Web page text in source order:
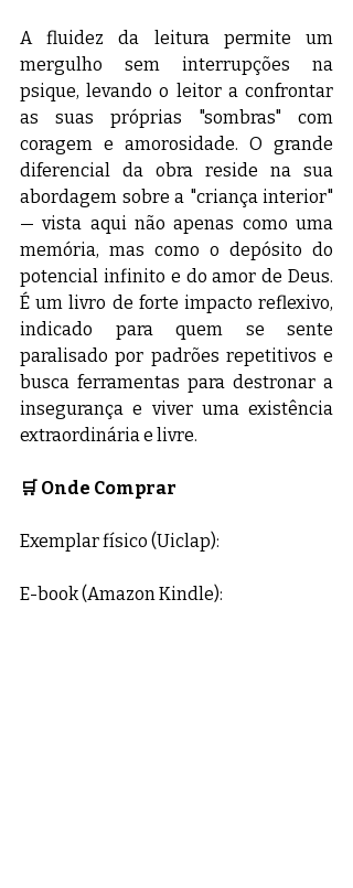
A fluidez da leitura permite um
mergulho sem interrupções na
psique, levando o leitor a confrontar
as suas próprias "sombras" com
coragem e amorosidade. O grande
diferencial da obra reside na sua
abordagem sobre a "criança interior"
— vista aqui não apenas como uma
memória, mas como o depósito do
potencial infinito e do amor de Deus.
É um livro de forte impacto reflexivo,
indicado para quem se sente
paralisado por padrões repetitivos e
busca ferramentas para destronar a
insegurança e viver uma existência
extraordinária e livre.
🛒 Onde Comprar
Exemplar físico (Uiclap):
E-book (Amazon Kindle):